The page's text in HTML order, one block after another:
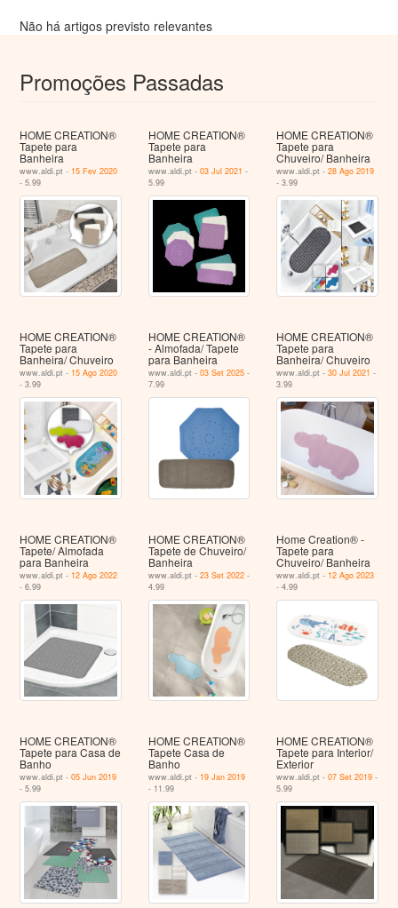
Não há artigos previsto relevantes
Promoções Passadas
HOME CREATION®
Tapete para
Banheira
www.aldi.pt - 15 Fev 2020
- 5.99
HOME CREATION®
Tapete para
Banheira
www.aldi.pt - 03 Jul 2021 -
5.99
HOME CREATION®
Tapete para
Chuveiro/ Banheira
www.aldi.pt -28 Ago 2019
- 3.99
HOME CREATION®
Tapete para
Banheira/ Chuveiro
www.aldi.pt - 15 Ago 2020
- 3.99
HOME CREATION®
- Almofada/ Tapete
para Banheira
www.aldi.pt - 03 Set 2025-
7.99
HOME CREATION®
Tapete para
Banheira/ Chuveiro
www.aldi.pt -30 Jul 2021 -
3.99
HOME CREATION®
Tapete/ Almofada
para Banheira
www.aldi.pt - 12 Ago 2022
- 6.99
HOME CREATION®
Tapete de Chuveiro/
Banheira
www.aldi.pt - 23 Set 2022-
4.99
Home Creation® -
Tapete para
Chuveiro/ Banheira
www.aldi.pt - 12 Ago 2023
- 4.99
HOME CREATION®
Tapete para Casa de
Banho
www.aldi.pt -05 Jun 2019
- 5.99
HOME CREATION®
Tapete Casa de
Banho
www.aldi.pt - 19 Jan 2019
- 11.99
HOME CREATION®
Tapete para Interior/
Exterior
www.aldi.pt -07 Set 2019 -
5.99